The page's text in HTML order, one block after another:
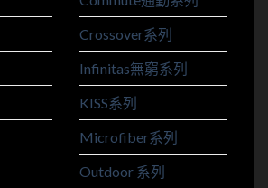
Crossover系列
Infinitas無窮系列
KISS系列
Microfiber系列
Outdoor 系列